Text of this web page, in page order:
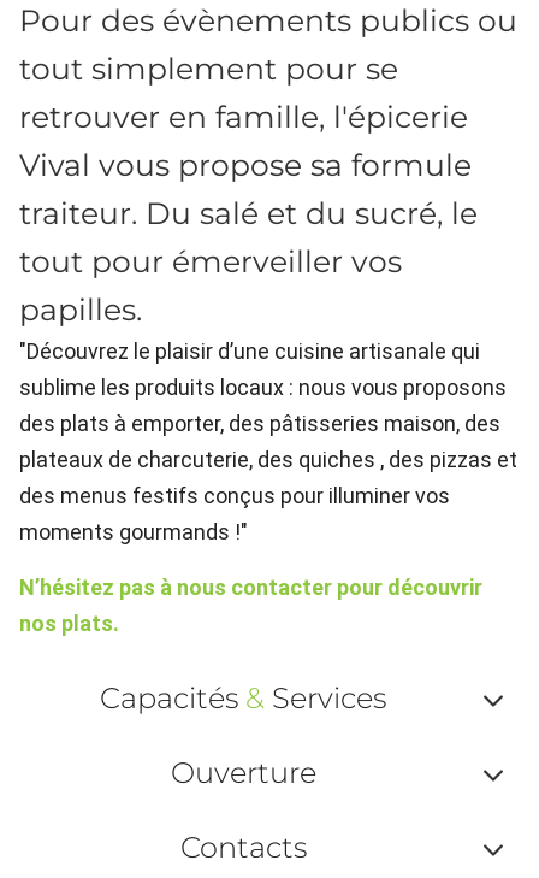
Pour des évènements publics ou
tout simplement pour se
retrouver en famille, l'épicerie
Vival vous propose sa formule
traiteur. Du salé et du sucré, le
tout pour émerveiller vos
papilles.
"Découvrez le plaisir d’une cuisine artisanale qui
sublime les produits locaux : nous vous proposons
des plats à emporter, des pâtisseries maison, des
plateaux de charcuterie, des quiches , des pizzas et
des menus festifs conçus pour illuminer vos
moments gourmands !"
N’hésitez pas à nous contacter pour découvrir
nos plats.
Capacités & Services
ou
Ouverture
ou
Contacts